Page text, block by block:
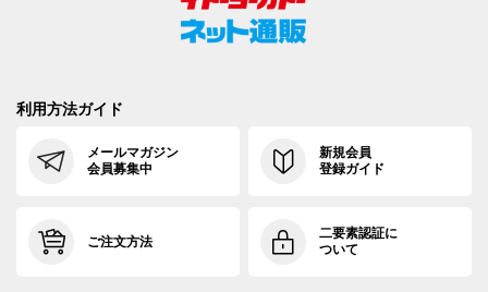
利用方法ガイド
メールマガジン
会員募集中
新規会員
登録ガイド
ご注文方法
二要素認証に
ついて